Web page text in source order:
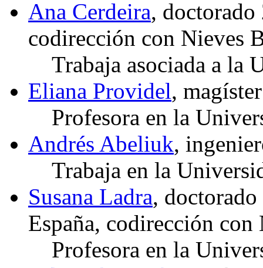
Ana Cerdeira,
codirección con Nieves
Trabaja asociada a la
Eliana Providel,
Profesora en la
Andrés Abeliuk,
Trabaja en la
Susana Ladra,
España, codirección con
Profesora en la